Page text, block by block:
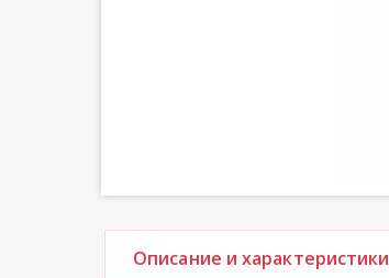
Описание и характеристики